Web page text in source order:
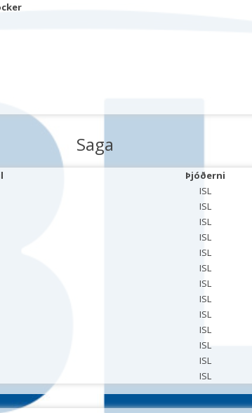
Saga
Þjóðerni
ISL
ISL
ISL
ISL
ISL
ISL
ISL
ISL
ISL
ISL
ISL
ISL
ISL